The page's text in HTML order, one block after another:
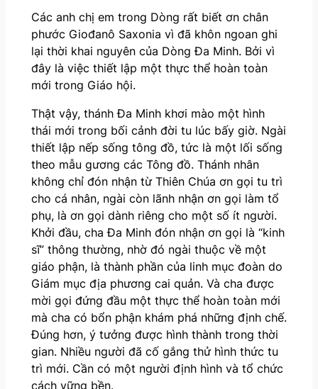
Các anh chị em trong Dòng rất biết ơn chân
phước Giođanô Saxonia vì đã khôn ngoan ghi
lại thời khai nguyên của Dòng Đa Minh. Bởi vì
đây là việc thiết lập một thực thể hoàn toàn
mới trong Giáo hội.
Thật vậy, thánh Đa Minh khơi mào một hình
thái mới trong bối cảnh đời tu lúc bấy giờ. Ngài
thiết lập nếp sống tông đồ, tức là một lối sống
theo mẫu gương các Tông đồ. Thánh nhân
không chỉ đón nhận từ Thiên Chúa ơn gọi tu trì
cho cá nhân, ngài còn lãnh nhận ơn gọi làm tổ
phụ, là ơn gọi dành riêng cho một số ít người.
Khởi đầu, cha Đa Minh đón nhận ơn gọi là “kinh
sĩ” thông thường, nhờ đó ngài thuộc về một
giáo phận, là thành phần của linh mục đoàn do
Giám mục địa phương cai quản. Và cha được
mời gọi đứng đầu một thực thể hoàn toàn mới
mà cha có bổn phận khám phá những định chế.
Đúng hơn, ý tưởng được hình thành trong thời
gian. Nhiều người đã cố gắng thử hình thức tu
trì mới. Cần có một người định hình và tổ chức
cách vững bền.